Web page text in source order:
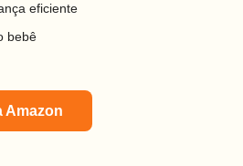
eficiente
bebê
Amazon